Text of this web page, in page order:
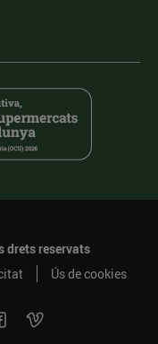
drets reservats
Ús de cookies